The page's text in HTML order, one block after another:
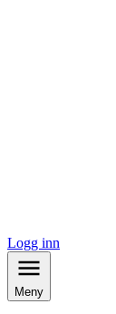
Logg inn
Meny